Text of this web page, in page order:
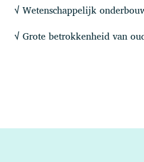
√ Wetenschappelijk
√ Grote betrokkenheid van